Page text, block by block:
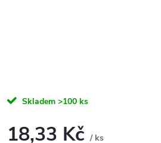
Skladem >100 ks
18,33 Kč / ks